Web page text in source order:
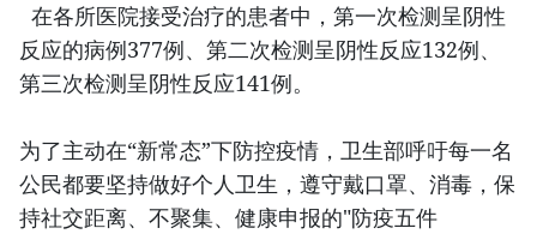
在各所医院接受治疗的患者中，第一次检测呈阴性
反应的病例377例、第二次检测呈阴性反应132例、
第三次检测呈阴性反应141例。
为了主动在“新常态”下防控疫情，卫生部呼吁每一名
公民都要坚持做好个人卫生，遵守戴口罩、消毒，保
持社交距离、不聚集、健康申报的"防疫五件